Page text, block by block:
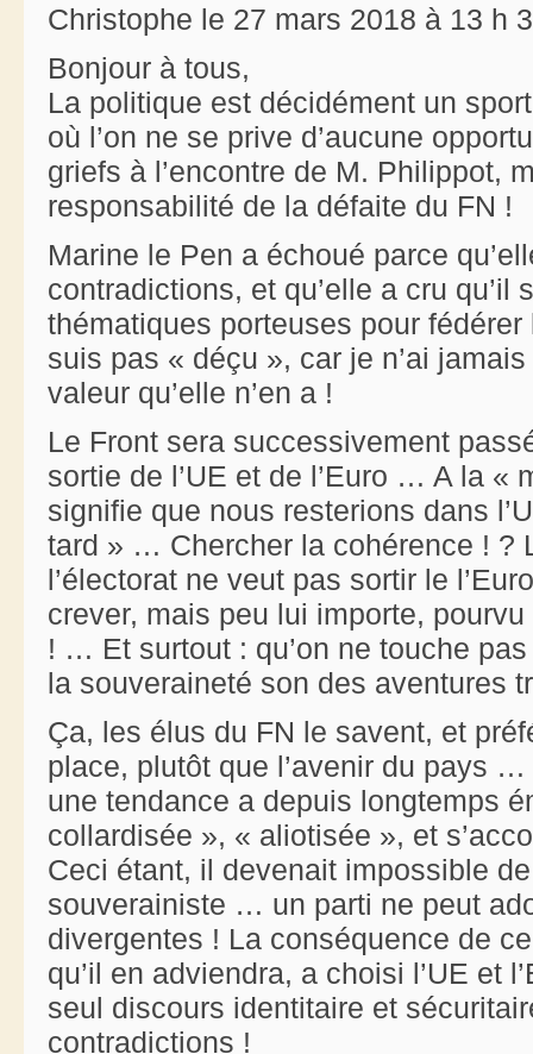
Christophe le 27 mars 2018 à 13 h
Bonjour à tous,
La politique est décidément un
où l’on ne se prive d’aucune
griefs à l’encontre de M. Philippot,
responsabilité de la défaite du FN !
Marine le Pen a échoué parce
contradictions, et qu’elle a cru qu’il
thématiques porteuses pour
suis pas « déçu », car je n’ai
valeur qu’elle n’en a !
Le Front sera successivement
sortie de l’UE et de l’Euro … A la «
signifie que nous resterions dans
tard » … Chercher la cohérence ! ?
l’électorat ne veut pas sortir le
crever, mais peu lui importe,
! … Et surtout : qu’on ne touche
la souveraineté son des aventures
Ça, les élus du FN le savent, et
place, plutôt que l’avenir du pays
une tendance a depuis longtemps
collardisée », « aliotisée », et
Ceci étant, il devenait impossible
souverainiste … un parti ne peut
divergentes ! La conséquence de
qu’il en adviendra, a choisi l’UE et
seul discours identitaire et
contradictions !